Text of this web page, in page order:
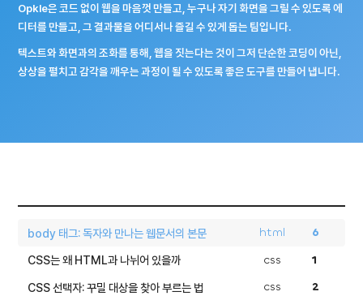
Opkle은 코드 없이 웹을 마음껏 만들고, 누구나 자기 화면을 그릴 수 있도록 에
디터를 만들고, 그 결과물을 어디서나 즐길 수 있게 돕는 팀입니다.
텍스트와 화면과의 조화를 통해, 웹을 짓는다는 것이 그저 단순한 코딩이 아닌,
상상을 펼치고 감각을 깨우는 과정이 될 수 있도록 좋은 도구를 만들어 냅니다.
body 태그: 독자와 만나는 웹문서의 본문 html 6
CSS는 왜 HTML과 나뉘어 있을까 css 1
CSS 선택자: 꾸밀 대상을 찾아 부르는 법 css 2